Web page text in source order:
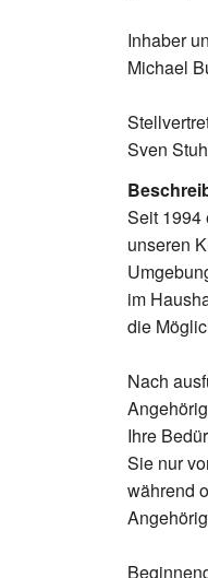
Inhaber
Michael
Sven
Seit 1994
unseren
im
die
Nach
Ihre
Sie nur
während